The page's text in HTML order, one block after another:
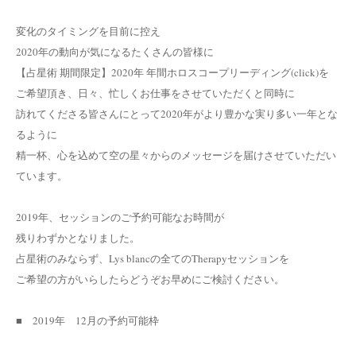
変化のタイミングを目前に控え
2020年の動向が気になるたくさんの皆様に
【占星術 期間限定】2020年 年間ホロスコープリーディング(click)を
ご希望頂き、日々、忙しくお仕事をさせていただくと同時に
訪れてくださる皆さんにとって2020年がより豊かな実り多い一年とな
るように
精一杯、心を込めて空の星々からのメッセージを届けさせていただい
ています。
2019年、セッションのご予約可能なお時間が
残りわずかとなりました。
占星術のみならず、Lys blancの全てのTherapyセッションを
ご希望の方がいらしたらどうぞお早めにご検討ください。
■ 2019年 12月の予約可能枠